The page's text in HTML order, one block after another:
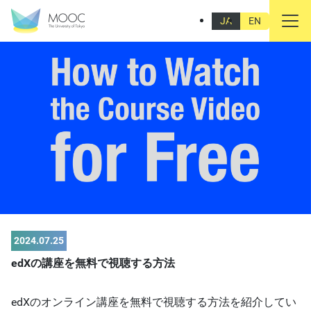
JA EN
2024.07.25
edXの講座を無料で視聴する方法
edXのオンライン講座を無料で視聴する方法を紹介してい